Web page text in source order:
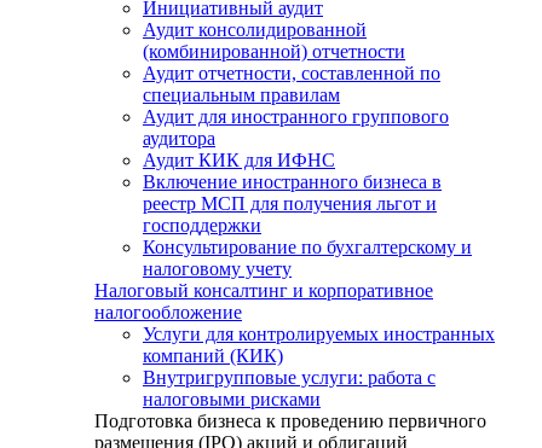
Инициативный аудит
Аудит консолидированной
(комбинированной) отчетности
Аудит отчетности, составленной по
специальным правилам
Аудит для иностранного группового
аудитора
Аудит КИК для ИФНС
Включение иностранного бизнеса в
реестр МСП для получения льгот и
господдержки
Консультирование по бухгалтерскому и
налоговому учету
Налоговый консалтинг и корпоративное
налогообложение
Услуги для контролируемых иностранных
компаний (КИК)
Внутригрупповые услуги: работа с
налоговыми рисками
Подготовка бизнеса к проведению первичного
размещения (IPO) акций и облигаций